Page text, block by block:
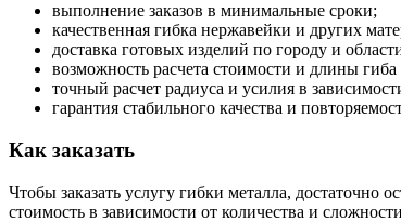
выполнение заказов в минимальные сроки;
качественная гибка нержавейки и других
доставка готовых изделий по городу и
возможность расчета стоимости и длины гиба
точный расчет радиуса и усилия в
гарантия стабильного качества и
Как заказать
Чтобы заказать услугу гибки металла, достаточно
стоимость в зависимости от количества и